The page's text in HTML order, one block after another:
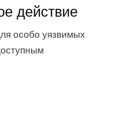
действие
особо уязвимых